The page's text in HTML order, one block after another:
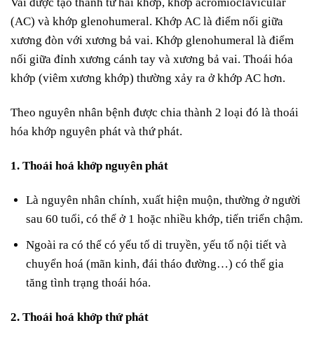
(AC) và khớp glenohumeral. Khớp AC là điểm nối giữa
xương đòn với xương bả vai. Khớp glenohumeral là điểm
nối giữa đỉnh xương cánh tay và xương bả vai. Thoái hóa
khớp (viêm xương khớp) thường xảy ra ở khớp AC hơn.
Theo nguyên nhân bệnh được chia thành 2 loại đó là thoái
hóa khớp nguyên phát và thứ phát.
1. Thoái hoá khớp nguyên phát
Là nguyên nhân chính, xuất hiện muộn, thường ở người
sau 60 tuổi, có thể ở 1 hoặc nhiều khớp, tiến triển chậm.
Ngoài ra có thể có yếu tố di truyền, yếu tố nội tiết và
chuyển hoá (mãn kinh, đái tháo đường…) có thể gia
tăng tình trạng thoái hóa.
2. Thoái hoá khớp thứ phát